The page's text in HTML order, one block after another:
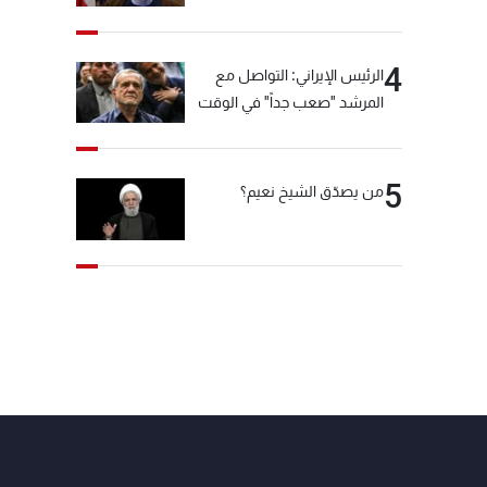
4الرئيس الإيراني: التواصل مع
المرشد "صعب جداً" في الوقت
5من يصدّق الشيخ نعيم؟